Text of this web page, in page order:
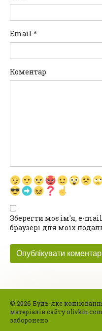
Email *
Коментар
Зберегти моє ім'я, e-
браузері для моїх
© 2026 Будь-яке
матеріалів сайту
заборонено